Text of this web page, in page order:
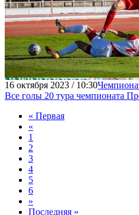
16 октября 2023 / 10:30
Все голы 20 тура чемпионата
« Первая
«
1
2
3
4
5
6
»
Последняя »